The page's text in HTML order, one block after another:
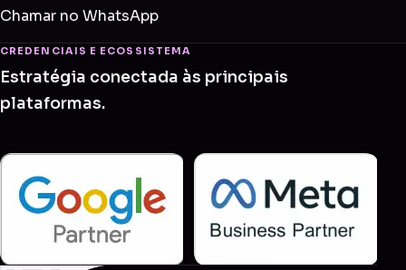
Chamar no WhatsApp
CREDENCIAIS E ECOSSISTEMA
Estratégia conectada às principais
plataformas.